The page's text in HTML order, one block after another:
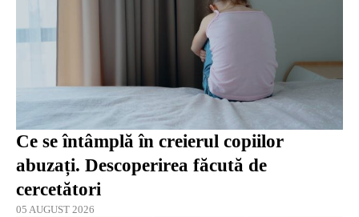
Ce se întâmplă în creierul copiilor
abuzați. Descoperirea făcută de
cercetători
05 AUGUST 2026